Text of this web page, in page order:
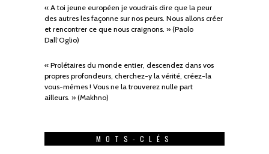
« A toi jeune européen je voudrais dire que la peur
des autres les façonne sur nos peurs. Nous allons créer
et rencontrer ce que nous craignons. » (Paolo
Dall’Oglio)
« Prolétaires du monde entier, descendez dans vos
propres profondeurs, cherchez-y la vérité, créez-la
vous-mêmes ! Vous ne la trouverez nulle part
ailleurs. » (Makhno)
MOTS-CLÉS